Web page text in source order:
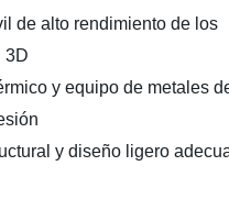
de alto rendimiento de los
3D
y equipo de metales
y diseño ligero